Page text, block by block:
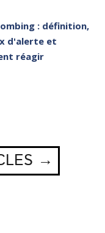
: définition,
d'alerte et
réagir
→